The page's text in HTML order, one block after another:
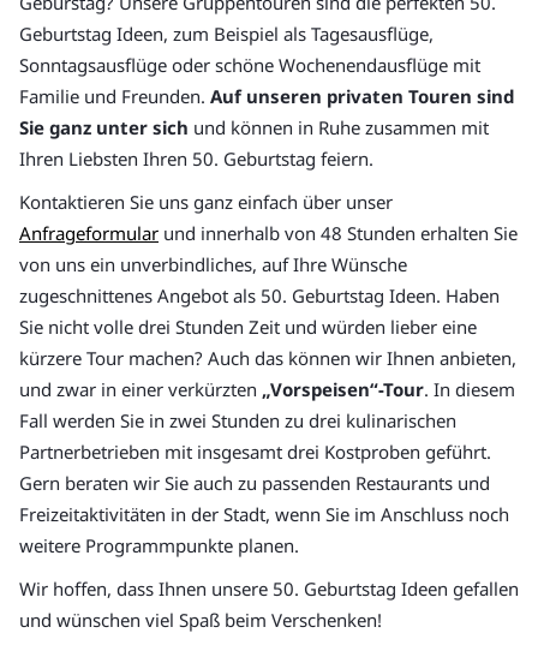
Geburtstag Ideen, zum Beispiel als Tagesausflüge,
Sonntagsausflüge oder schöne Wochenendausflüge mit
Familie und Freunden. Auf unseren privaten Touren sind
Sie ganz unter sich und können in Ruhe zusammen mit
Ihren Liebsten Ihren 50. Geburtstag feiern.
Kontaktieren Sie uns ganz einfach über unser
Anfrageformular und innerhalb von 48 Stunden erhalten Sie
von uns ein unverbindliches, auf Ihre Wünsche
zugeschnittenes Angebot als 50. Geburtstag Ideen. Haben
Sie nicht volle drei Stunden Zeit und würden lieber eine
kürzere Tour machen? Auch das können wir Ihnen anbieten,
und zwar in einer verkürzten „Vorspeisen“-Tour. In diesem
Fall werden Sie in zwei Stunden zu drei kulinarischen
Partnerbetrieben mit insgesamt drei Kostproben geführt.
Gern beraten wir Sie auch zu passenden Restaurants und
Freizeitaktivitäten in der Stadt, wenn Sie im Anschluss noch
weitere Programmpunkte planen.
Wir hoffen, dass Ihnen unsere 50. Geburtstag Ideen gefallen
und wünschen viel Spaß beim Verschenken!